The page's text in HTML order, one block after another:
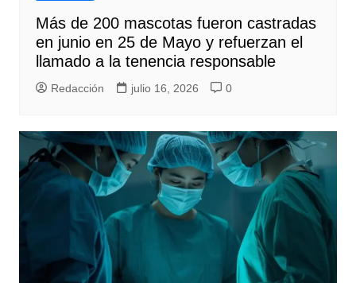
Más de 200 mascotas fueron castradas
en junio en 25 de Mayo y refuerzan el
llamado a la tenencia responsable
Redacción julio 16, 2026 0